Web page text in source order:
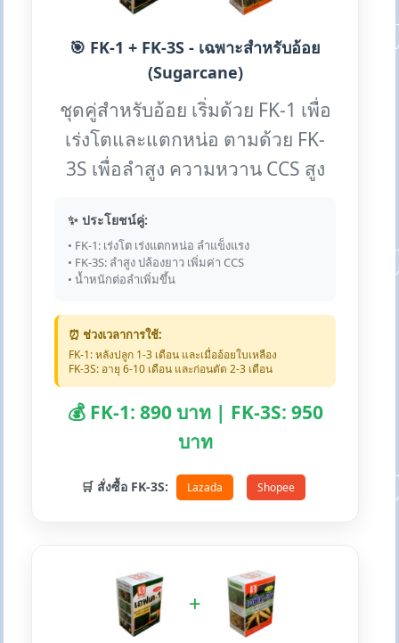
🎯 FK-1 + FK-3S - เฉพาะสำหรับอ้อย
(Sugarcane)
ชุดคู่สำหรับอ้อย เริ่มด้วย FK-1 เพื่อ
เร่งโตและแตกหน่อ ตามด้วย FK-
3S เพื่อลำสูง ความหวาน CCS สูง
✨ ประโยชน์คู่:
• FK-1: เร่งโต เร่งแตกหน่อ ลำแข็งแรง
• FK-3S: ลำสูง ปล้องยาว เพิ่มค่า CCS
• น้ำหนักต่อลำเพิ่มขึ้น
⏰ ช่วงเวลาการใช้:
FK-1: หลังปลูก 1-3 เดือน และเมื่ออ้อยใบเหลือง
FK-3S: อายุ 6-10 เดือน และก่อนตัด 2-3 เดือน
💰 FK-1: 890 บาท | FK-3S: 950
บาท
🛒 สั่งซื้อ FK-3S: Lazada Shopee
+